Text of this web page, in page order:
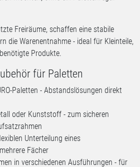
Freiräume, schaffen eine stabile
die Warenentnahme - ideal für Kleinteile,
Produkte.
für Paletten
Paletten - Abstandslösungen direkt
oder Kunststoff - zum sicheren
Unterteilung eines
Fächer
in verschiedenen Ausführungen - für